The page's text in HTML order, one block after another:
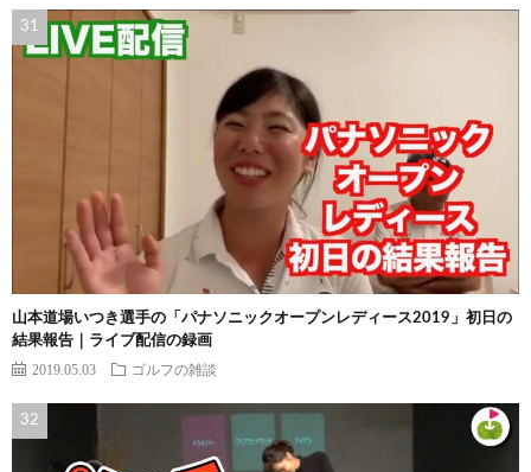
山本道場いつき選手の「パナソニックオープンレディース2019」初日の
結果報告｜ライブ配信の録画
2019.05.03 ゴルフの雑談